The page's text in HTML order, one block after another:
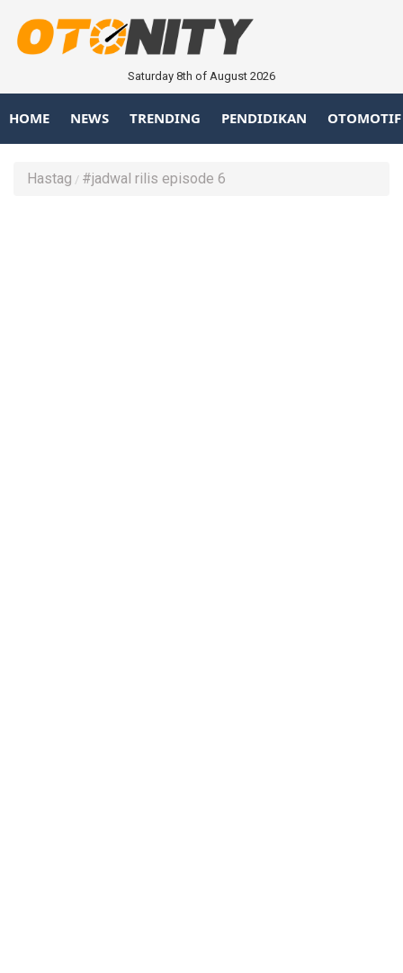
Saturday 8th of August 2026
HOME NEWS TRENDING PENDIDIKAN OTOMOTIF
Hastag #jadwal rilis episode 6